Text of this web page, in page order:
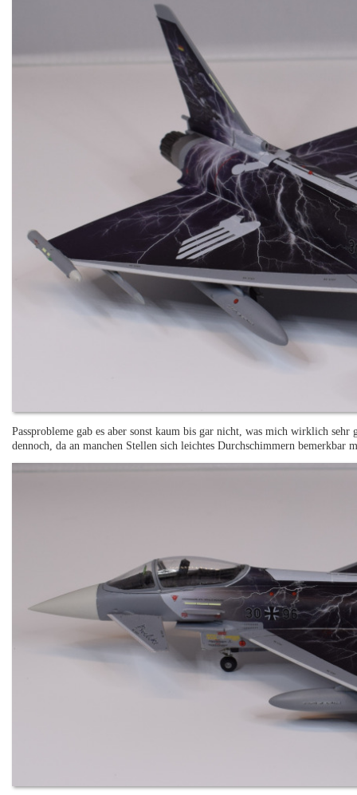
Passprobleme gab es aber sonst kaum bis gar nicht, was mich wirklich
dennoch, da an manchen Stellen sich leichtes Durchschimmern